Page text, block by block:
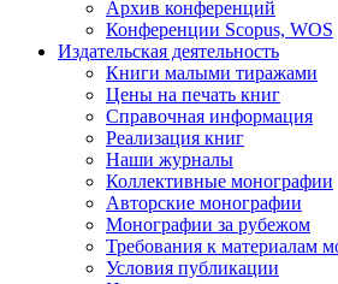
Архив конференций
Конференции Scopus, WOS
Издательская деятельность
Книги малыми тиражами
Цены на печать книг
Справочная информация
Реализация книг
Наши журналы
Коллективные монографии
Авторские монографии
Монографии за рубежом
Требования к материалам
Условия публикации